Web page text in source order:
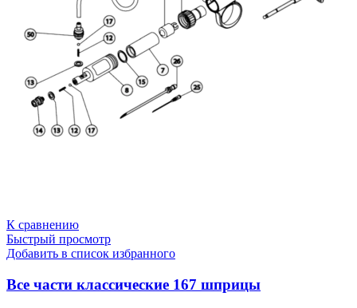
К сравнению
Быстрый просмотр
Добавить в список избранного
Все части классические 167 шприцы